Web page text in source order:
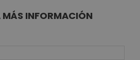
INFORMACIÓN